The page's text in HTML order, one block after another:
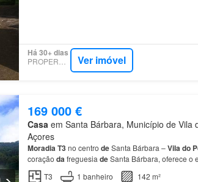
Há 30+ dias
Ver imóvel
169 000 €
Casa em Santa Bárbara, Município de Vila
Açores
MoradiaT3no centro deSanta Bárbara –Vilado
coração dafreguesia deSanta Bárbara, oferece o
mais azul
deVila , beneficia de uma
T3 1 banheiro 142 m²